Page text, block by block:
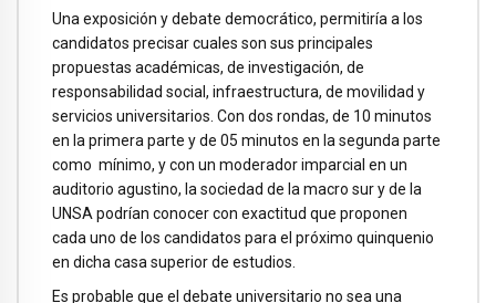
Una exposición y debate democrático, permitiría a los
candidatos precisar cuales son sus principales
propuestas académicas, de investigación, de
responsabilidad social, infraestructura, de movilidad y
servicios universitarios. Con dos rondas, de 10 minutos
en la primera parte y de 05 minutos en la segunda parte
como mínimo, y con un moderador imparcial en un
auditorio agustino, la sociedad de la macro sur y de la
UNSA podrían conocer con exactitud que proponen
cada uno de los candidatos para el próximo quinquenio
en dicha casa superior de estudios.
Es probable que el debate universitario no sea una